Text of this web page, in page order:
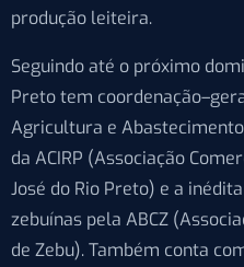
produção leiteira.
Seguindo até o próximo
Preto tem coordenação–
Agricultura e
da ACIRP (Associação
José do Rio Preto) e a
zebuínas pela ABCZ
de Zebu). Também conta